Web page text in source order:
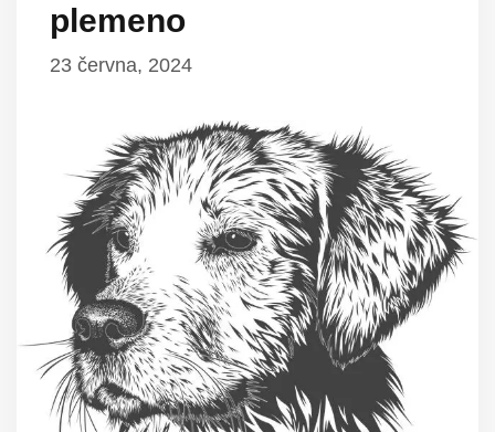
plemeno
23 června, 2024